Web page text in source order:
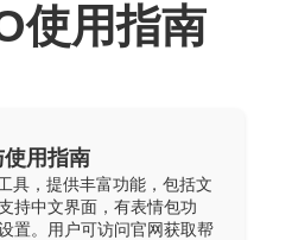
使用指南
用指南
具，提供丰富功能，包括文
持中文界面，有表情包功
置。用户可访问官网获取帮